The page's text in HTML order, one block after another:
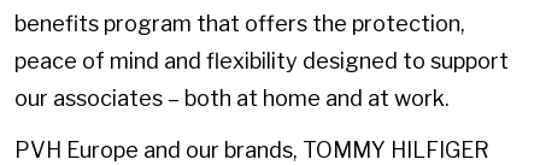
benefits program that offers the protection,
peace of mind and flexibility designed to support
our associates – both at home and at work.
PVH Europe and our brands, TOMMY HILFIGER